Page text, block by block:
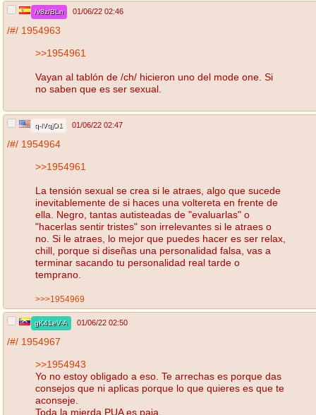
/v8z/BLn 01/06/22 02:46
/#/ 1954963
>>1954961
Vayan al tablón de /ch/ hicieron uno del mode one. Si
no saben que es ser sexual.
q-lVqjO1 01/06/22 02:47
/#/ 1954964
>>1954961
La tensión sexual se crea si le atraes, algo que sucede
inevitablemente de si haces una voltereta en frente de
ella. Negro, tantas autisteadas de "evaluarlas" o
"hacerlas sentir tristes" son irrelevantes si le atraes o
no. Si le atraes, lo mejor que puedes hacer es ser relax,
chill, porque si diseñas una personalidad falsa, vas a
terminar sacando tu personalidad real tarde o
temprano.
>>>1954969
gK41eV-A 01/06/22 02:50
/#/ 1954967
>>1954943
Yo no estoy obligado a eso. Te arrechas es porque das
consejos que ni aplicas porque lo que quieres es que te
aconseje.
Toda la mierda PUA es paja.